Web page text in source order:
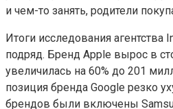
и чем-то занять, родители
Итоги исследования
подряд. Бренд Apple вырос в
увеличилась на 60% до 201
позиция бренда Google резко
брендов были включены